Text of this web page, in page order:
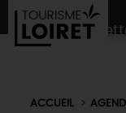
Quoi faire
ACCUEIL